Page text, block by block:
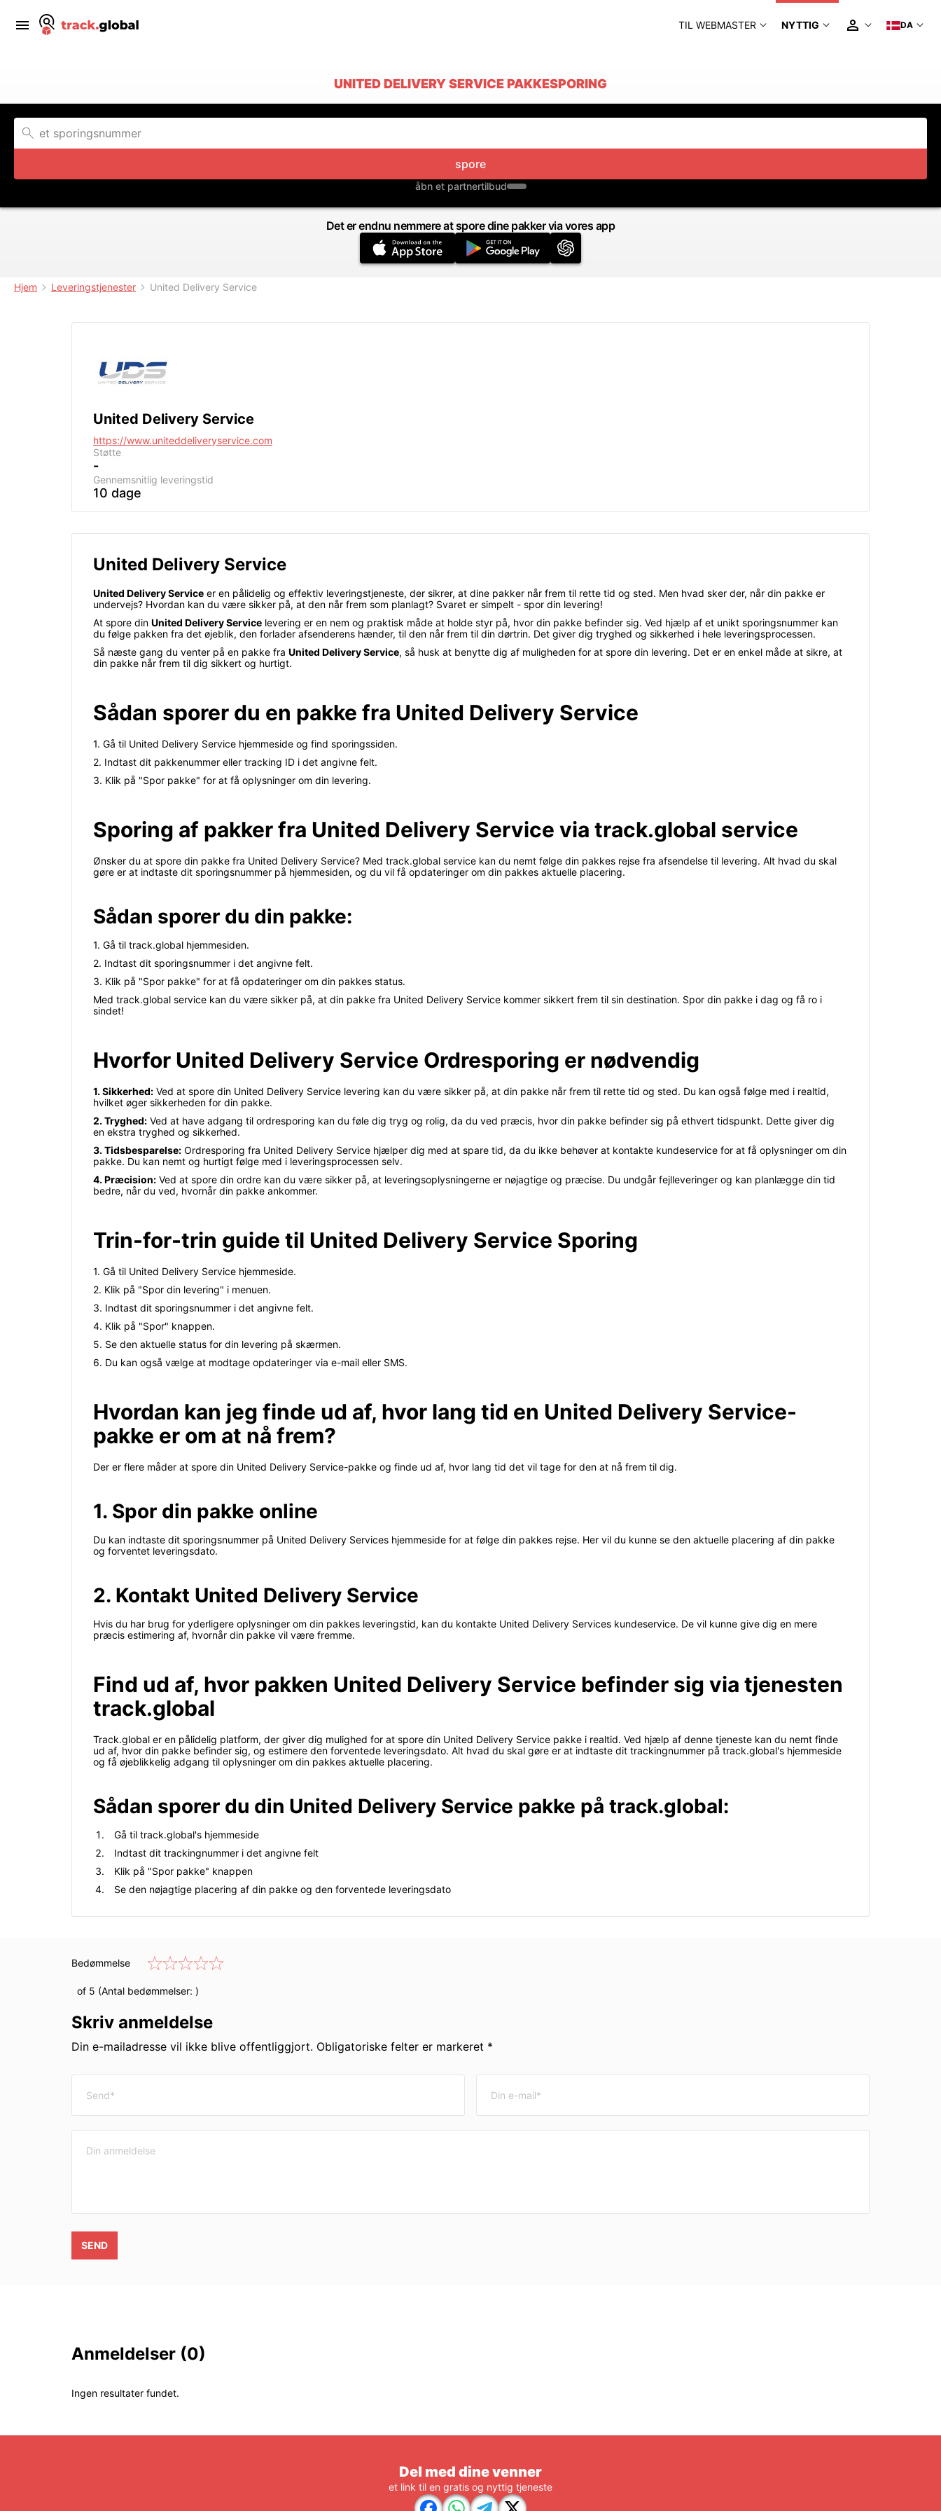
TIL WEBMASTER NYTTIG DA
UNITED DELIVERY SERVICE PAKKESPORING
spore
åbn et partnertilbud
Det er endnu nemmere at spore dine pakker via vores app
Hjem Leveringstjenester United Delivery Service
United Delivery Service
https://www.uniteddeliveryservice.com
Støtte
-
Gennemsnitlig leveringstid
10 dage
United Delivery Service
United Delivery Service er en pålidelig og effektiv leveringstjeneste, der sikrer, at dine pakker når frem til rette tid og sted. Men hvad sker der, når din pakke er
undervejs? Hvordan kan du være sikker på, at den når frem som planlagt? Svaret er simpelt - spor din levering!
At spore din United Delivery Service levering er en nem og praktisk måde at holde styr på, hvor din pakke befinder sig. Ved hjælp af et unikt sporingsnummer kan
du følge pakken fra det øjeblik, den forlader afsenderens hænder, til den når frem til din dørtrin. Det giver dig tryghed og sikkerhed i hele leveringsprocessen.
Så næste gang du venter på en pakke fra United Delivery Service, så husk at benytte dig af muligheden for at spore din levering. Det er en enkel måde at sikre, at
din pakke når frem til dig sikkert og hurtigt.
Sådan sporer du en pakke fra United Delivery Service
1. Gå til United Delivery Service hjemmeside og find sporingssiden.
2. Indtast dit pakkenummer eller tracking ID i det angivne felt.
3. Klik på "Spor pakke" for at få oplysninger om din levering.
Sporing af pakker fra United Delivery Service via track.global service
Ønsker du at spore din pakke fra United Delivery Service? Med track.global service kan du nemt følge din pakkes rejse fra afsendelse til levering. Alt hvad du skal
gøre er at indtaste dit sporingsnummer på hjemmesiden, og du vil få opdateringer om din pakkes aktuelle placering.
Sådan sporer du din pakke:
1. Gå til track.global hjemmesiden.
2. Indtast dit sporingsnummer i det angivne felt.
3. Klik på "Spor pakke" for at få opdateringer om din pakkes status.
Med track.global service kan du være sikker på, at din pakke fra United Delivery Service kommer sikkert frem til sin destination. Spor din pakke i dag og få ro i
sindet!
Hvorfor United Delivery Service Ordresporing er nødvendig
1. Sikkerhed: Ved at spore din United Delivery Service levering kan du være sikker på, at din pakke når frem til rette tid og sted. Du kan også følge med i realtid,
hvilket øger sikkerheden for din pakke.
2. Tryghed: Ved at have adgang til ordresporing kan du føle dig tryg og rolig, da du ved præcis, hvor din pakke befinder sig på ethvert tidspunkt. Dette giver dig
en ekstra tryghed og sikkerhed.
3. Tidsbesparelse: Ordresporing fra United Delivery Service hjælper dig med at spare tid, da du ikke behøver at kontakte kundeservice for at få oplysninger om din
pakke. Du kan nemt og hurtigt følge med i leveringsprocessen selv.
4. Præcision: Ved at spore din ordre kan du være sikker på, at leveringsoplysningerne er nøjagtige og præcise. Du undgår fejlleveringer og kan planlægge din tid
bedre, når du ved, hvornår din pakke ankommer.
Trin-for-trin guide til United Delivery Service Sporing
1. Gå til United Delivery Service hjemmeside.
2. Klik på "Spor din levering" i menuen.
3. Indtast dit sporingsnummer i det angivne felt.
4. Klik på "Spor" knappen.
5. Se den aktuelle status for din levering på skærmen.
6. Du kan også vælge at modtage opdateringer via e-mail eller SMS.
Hvordan kan jeg finde ud af, hvor lang tid en United Delivery Service-
pakke er om at nå frem?
Der er flere måder at spore din United Delivery Service-pakke og finde ud af, hvor lang tid det vil tage for den at nå frem til dig.
1. Spor din pakke online
Du kan indtaste dit sporingsnummer på United Delivery Services hjemmeside for at følge din pakkes rejse. Her vil du kunne se den aktuelle placering af din pakke
og forventet leveringsdato.
2. Kontakt United Delivery Service
Hvis du har brug for yderligere oplysninger om din pakkes leveringstid, kan du kontakte United Delivery Services kundeservice. De vil kunne give dig en mere
præcis estimering af, hvornår din pakke vil være fremme.
Find ud af, hvor pakken United Delivery Service befinder sig via tjenesten
track.global
Track.global er en pålidelig platform, der giver dig mulighed for at spore din United Delivery Service pakke i realtid. Ved hjælp af denne tjeneste kan du nemt finde
ud af, hvor din pakke befinder sig, og estimere den forventede leveringsdato. Alt hvad du skal gøre er at indtaste dit trackingnummer på track.global's hjemmeside
og få øjeblikkelig adgang til oplysninger om din pakkes aktuelle placering.
Sådan sporer du din United Delivery Service pakke på track.global:
Gå til track.global's hjemmeside
Indtast dit trackingnummer i det angivne felt
Klik på "Spor pakke" knappen
Se den nøjagtige placering af din pakke og den forventede leveringsdato
Bedømmelse
of 5 (Antal bedømmelser: )
Skriv anmeldelse
Din e-mailadresse vil ikke blive offentliggjort. Obligatoriske felter er markeret *
SEND
Anmeldelser (0)
Ingen resultater fundet.
Del med dine venner
et link til en gratis og nyttig tjeneste